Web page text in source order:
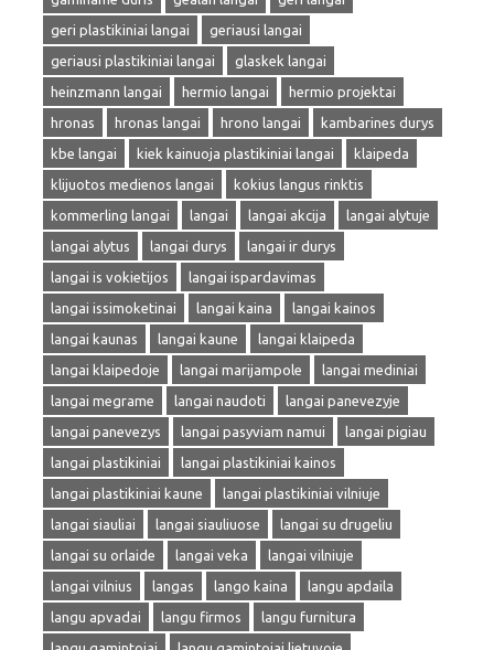
geri plastikiniai langai
geriausi langai
geriausi plastikiniai langai
glaskek langai
heinzmann langai
hermio langai
hermio projektai
hronas
hronas langai hrono langai
kambarines durys
kbe langai
kiek kainuoja plastikiniai langai
klaipeda
klijuotos medienos langai
kokius langus rinktis
kommerling langai
langai langai akcija
langai alytuje
langai alytus
langai durys
langai ir durys
langai is vokietijos
langai ispardavimas
langai issimoketinai
langai kaina
langai kainos
langai kaunas
langai kaune
langai klaipeda
langai klaipedoje
langai marijampole
langai mediniai
langai megrame
langai naudoti
langai panevezyje
langai panevezys
langai pasyviam namui
langai pigiau
langai plastikiniai
langai plastikiniai kainos
langai plastikiniai kaune
langai plastikiniai vilniuje
langai siauliai
langai siauliuose
langai su drugeliu
langai su orlaide
langai veka
langai vilniuje
langai vilnius
langas lango kaina
langu apdaila
langu apvadai
langu firmos
langu furnitura